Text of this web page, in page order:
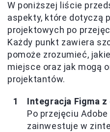
W poniższej liście
aspekty, które dotyczą
projektowych po
Każdy punkt zawiera
pomoże zrozumieć,
miejsce oraz jak mogą
projektantów.
Integracja Figma
Po przejęciu
zainwestuje w